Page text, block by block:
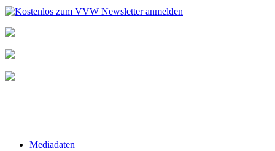
Mediadaten